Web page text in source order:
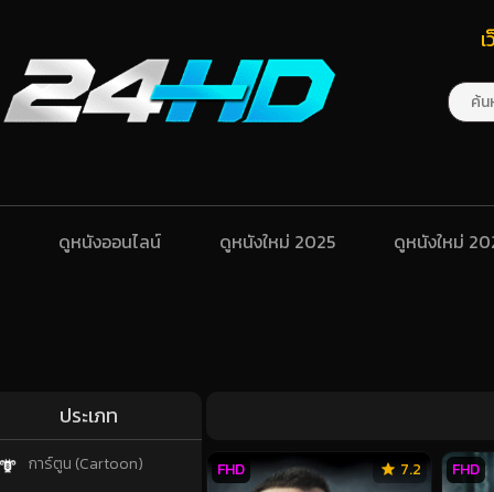
ดูหนังออนไลน์ ดูหนังใหม่ 2025 ดูหนังใหม่
ประเภท
การ์ตูน (Cartoon) 7.2
FHD FHD